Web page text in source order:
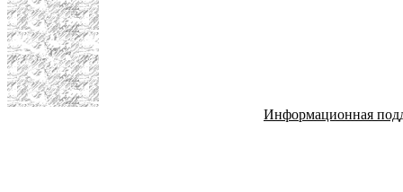
Информационная